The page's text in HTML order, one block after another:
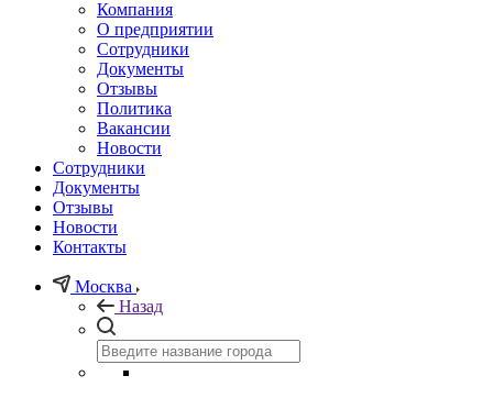
Компания
О предприятии
Сотрудники
Документы
Отзывы
Политика
Вакансии
Новости
Сотрудники
Документы
Отзывы
Новости
Контакты
Москва
Назад